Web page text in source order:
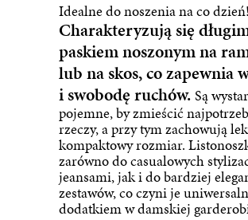
Idealne do noszenia na co dzień!
Charakteryzują się
paskiem noszonym na
lub na skos, co zapewnia
i swobodę ruchów. Są
pojemne, by zmieścić
rzeczy, a przy tym zachowują
kompaktowy rozmiar.
zarówno do casualowych
jeansami, jak i do bardziej
zestawów, co czyni je
dodatkiem w damskiej